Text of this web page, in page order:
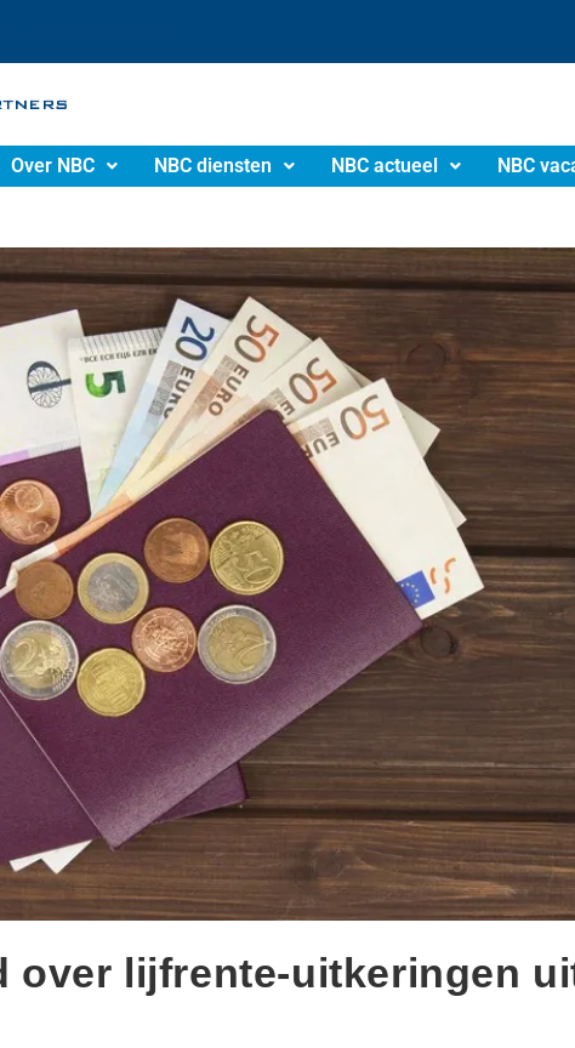
Over NBC NBC diensten NBC actueel NBC
over lijfrente-uitkeringen